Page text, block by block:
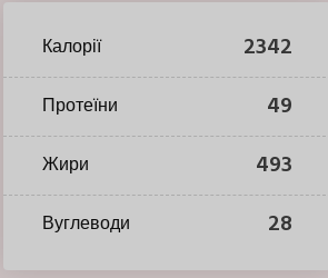
Калорії 2342
Протеїни 49
Жири 493
Вуглеводи 28